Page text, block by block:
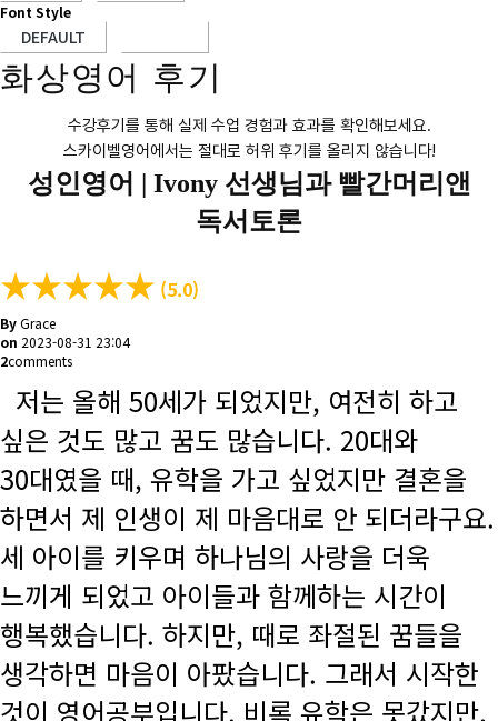
Font Style
화상영어 후기
수강후기를 통해 실제 수업 경험과 효과를 확인해보세요.
스카이벨영어에서는 절대로 허위 후기를 올리지 않습니다!
성인영어 | Ivony 선생님과 빨간머리앤
독서토론
★★★★★ (5.0)
ByGrace
on 2023-08-31 23:04
2comments
저는 올해 50세가 되었지만, 여전히 하고
싶은 것도 많고 꿈도 많습니다. 20대와
30대였을 때, 유학을 가고 싶었지만 결혼을
하면서 제 인생이 제 마음대로 안 되더라구요.
세 아이를 키우며 하나님의 사랑을 더욱
느끼게 되었고 아이들과 함께하는 시간이
행복했습니다. 하지만, 때로 좌절된 꿈들을
생각하면 마음이 아팠습니다. 그래서 시작한
것이 영어공부입니다. 비록 유학은 못갔지만,